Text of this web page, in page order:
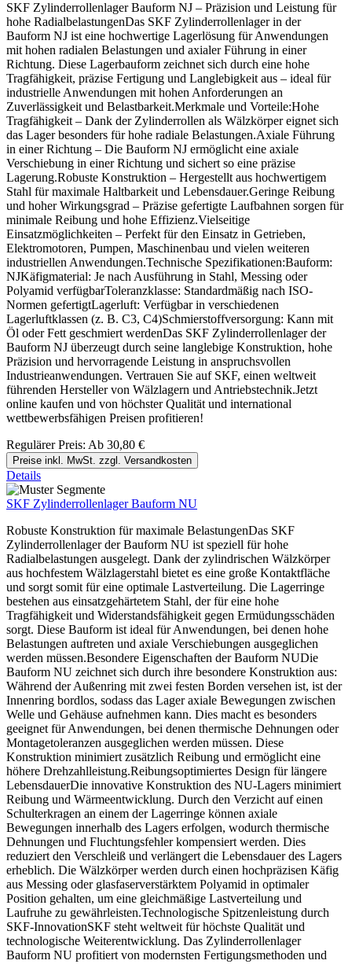
SKF Zylinderrollenlager Bauform NJ – Präzision und Leistung für
hohe RadialbelastungenDas SKF Zylinderrollenlager in der
Bauform NJ ist eine hochwertige Lagerlösung für Anwendungen
mit hohen radialen Belastungen und axialer Führung in einer
Richtung. Diese Lagerbauform zeichnet sich durch eine hohe
Tragfähigkeit, präzise Fertigung und Langlebigkeit aus – ideal für
industrielle Anwendungen mit hohen Anforderungen an
Zuverlässigkeit und Belastbarkeit.Merkmale und Vorteile:Hohe
Tragfähigkeit – Dank der Zylinderrollen als Wälzkörper eignet sich
das Lager besonders für hohe radiale Belastungen.Axiale Führung
in einer Richtung – Die Bauform NJ ermöglicht eine axiale
Verschiebung in einer Richtung und sichert so eine präzise
Lagerung.Robuste Konstruktion – Hergestellt aus hochwertigem
Stahl für maximale Haltbarkeit und Lebensdauer.Geringe Reibung
und hoher Wirkungsgrad – Präzise gefertigte Laufbahnen sorgen für
minimale Reibung und hohe Effizienz.Vielseitige
Einsatzmöglichkeiten – Perfekt für den Einsatz in Getrieben,
Elektromotoren, Pumpen, Maschinenbau und vielen weiteren
industriellen Anwendungen.Technische Spezifikationen:Bauform:
NJKäfigmaterial: Je nach Ausführung in Stahl, Messing oder
Polyamid verfügbarToleranzklasse: Standardmäßig nach ISO-
Normen gefertigtLagerluft: Verfügbar in verschiedenen
Lagerluftklassen (z. B. C3, C4)Schmierstoffversorgung: Kann mit
Öl oder Fett geschmiert werdenDas SKF Zylinderrollenlager der
Bauform NJ überzeugt durch seine langlebige Konstruktion, hohe
Präzision und hervorragende Leistung in anspruchsvollen
Industrieanwendungen. Vertrauen Sie auf SKF, einen weltweit
führenden Hersteller von Wälzlagern und Antriebstechnik.Jetzt
online kaufen und von höchster Qualität und international
wettbewerbsfähigen Preisen profitieren!
Regulärer Preis: Ab 30,80 €
Preise inkl. MwSt. zzgl. Versandkosten
Details
SKF Zylinderrollenlager Bauform NU
Robuste Konstruktion für maximale BelastungenDas SKF
Zylinderrollenlager der Bauform NU ist speziell für hohe
Radialbelastungen ausgelegt. Dank der zylindrischen Wälzkörper
aus hochfestem Wälzlagerstahl bietet es eine große Kontaktfläche
und sorgt somit für eine optimale Lastverteilung. Die Lagerringe
bestehen aus einsatzgehärtetem Stahl, der für eine hohe
Tragfähigkeit und Widerstandsfähigkeit gegen Ermüdungsschäden
sorgt. Diese Bauform ist ideal für Anwendungen, bei denen hohe
Belastungen auftreten und axiale Verschiebungen ausgeglichen
werden müssen.Besondere Eigenschaften der Bauform NUDie
Bauform NU zeichnet sich durch ihre besondere Konstruktion aus:
Während der Außenring mit zwei festen Borden versehen ist, ist der
Innenring bordlos, sodass das Lager axiale Bewegungen zwischen
Welle und Gehäuse aufnehmen kann. Dies macht es besonders
geeignet für Anwendungen, bei denen thermische Dehnungen oder
Montagetoleranzen ausgeglichen werden müssen. Diese
Konstruktion minimiert zusätzlich Reibung und ermöglicht eine
höhere Drehzahlleistung.Reibungsoptimiertes Design für längere
LebensdauerDie innovative Konstruktion des NU-Lagers minimiert
Reibung und Wärmeentwicklung. Durch den Verzicht auf einen
Schulterkragen an einem der Lagerringe können axiale
Bewegungen innerhalb des Lagers erfolgen, wodurch thermische
Dehnungen und Fluchtungsfehler kompensiert werden. Dies
reduziert den Verschleiß und verlängert die Lebensdauer des Lagers
erheblich. Die Wälzkörper werden durch einen hochpräzisen Käfig
aus Messing oder glasfaserverstärktem Polyamid in optimaler
Position gehalten, um eine gleichmäßige Lastverteilung und
Laufruhe zu gewährleisten.Technologische Spitzenleistung durch
SKF-InnovationSKF steht weltweit für höchste Qualität und
technologische Weiterentwicklung. Das Zylinderrollenlager
Bauform NU profitiert von modernsten Fertigungsmethoden und